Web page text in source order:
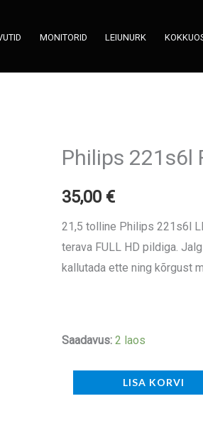
MONITORID LEIUNURK
Philips 221s6l
35,00 €
21,5 tolline Philips 221s6l
terava FULL HD pildiga.
kallutada ette ning kõrgust
Saadavus: 2 laos
Philips
FHD
LISA KORVI